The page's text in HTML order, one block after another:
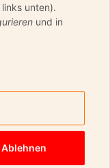
und jederzeit
per
unten).
und in
Ablehnen